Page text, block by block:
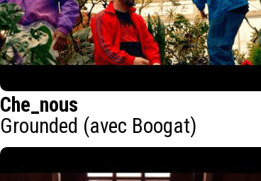
Che_nous
Grounded (avec Boogat)